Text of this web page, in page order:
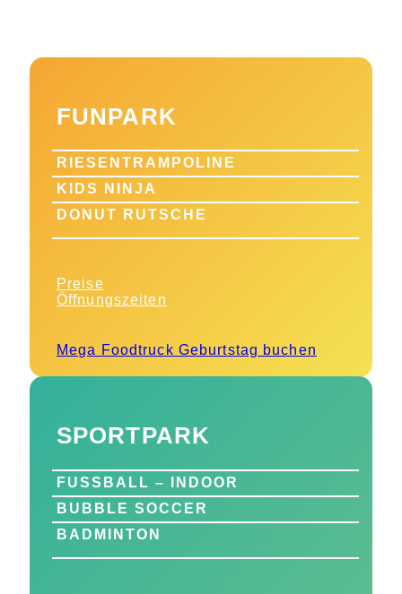
FUNPARK
RIESENTRAMPOLINE
KIDS NINJA
DONUT RUTSCHE
Preise
Öffnungszeiten
Mega Foodtruck Geburtstag buchen
SPORTPARK
FUSSBALL – INDOOR
BUBBLE SOCCER
BADMINTON